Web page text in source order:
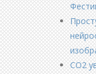
CO2